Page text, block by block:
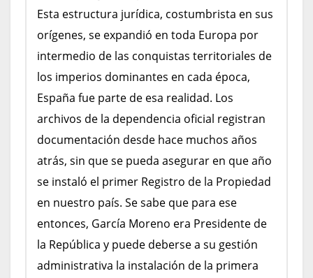
Esta estructura jurídica, costumbrista en sus
orígenes, se expandió en toda Europa por
intermedio de las conquistas territoriales de
los imperios dominantes en cada época,
España fue parte de esa realidad. Los
archivos de la dependencia oficial registran
documentación desde hace muchos años
atrás, sin que se pueda asegurar en que año
se instaló el primer Registro de la Propiedad
en nuestro país. Se sabe que para ese
entonces, García Moreno era Presidente de
la República y puede deberse a su gestión
administrativa la instalación de la primera